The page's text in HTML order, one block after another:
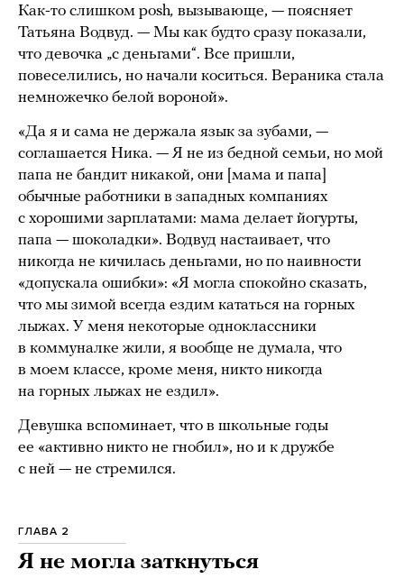
Как-то слишком posh, вызывающе, — поясняет
Татьяна Водвуд. — Мы как будто сразу показали,
что девочка „с деньгами“. Все пришли,
повеселились, но начали коситься. Вераника стала
немножечко белой вороной».
«Да я и сама не держала язык за зубами, —
соглашается Ника. — Я не из бедной семьи, но мой
папа не бандит никакой, они [мама и папа]
обычные работники в западных компаниях
с хорошими зарплатами: мама делает йогурты,
папа — шоколадки». Водвуд настаивает, что
никогда не кичилась деньгами, но по наивности
«допускала ошибки»: «Я могла спокойно сказать,
что мы зимой всегда ездим кататься на горных
лыжах. У меня некоторые одноклассники
в коммуналке жили, я вообще не думала, что
в моем классе, кроме меня, никто никогда
на горных лыжах не ездил».
Девушка вспоминает, что в школьные годы
ее «активно никто не гнобил», но и к дружбе
с ней — не стремился.
ГЛАВА 2
Я не могла заткнуться